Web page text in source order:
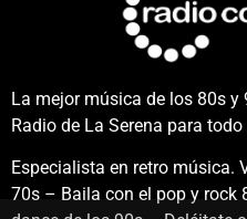
La mejor música de los 80s y
Radio de La Serena para todo
Especialista en retro música.
70s – Baila con el pop y rock